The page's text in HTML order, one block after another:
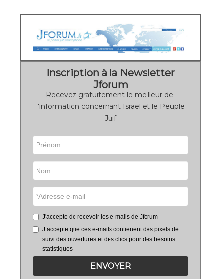
Inscription à la Newsletter
Jforum
Recevez gratuitement le meilleur de
l'information concernant Israël et le Peuple
Juif
J'accepte de recevoir les e-mails de Jforum
J’accepte que ces e-mails contienent des pixels de
suivi des ouvertures et des clics pour des besoins
statistiques
ENVOYER